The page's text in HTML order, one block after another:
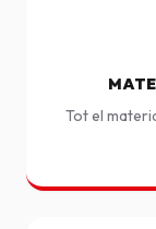
Tot el